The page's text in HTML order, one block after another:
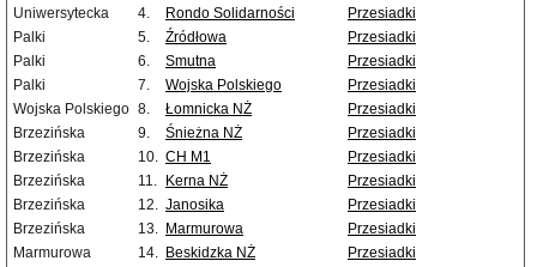
Uniwersytecka
4. Rondo Solidarności
Przesiadki
Palki
5. Źródłowa
Przesiadki
Palki
6. Smutna
Przesiadki
Palki
7. Wojska Polskiego
Przesiadki
Wojska Polskiego 8. Łomnicka NŻ
Przesiadki
Brzezińska
9. Śnieżna NŻ
Przesiadki
Brzezińska
10. CH M1
Przesiadki
Brzezińska
11. Kerna NŻ
Przesiadki
Brzezińska
12. Janosika
Przesiadki
Brzezińska
13. Marmurowa
Przesiadki
Marmurowa
14. Beskidzka NŻ
Przesiadki